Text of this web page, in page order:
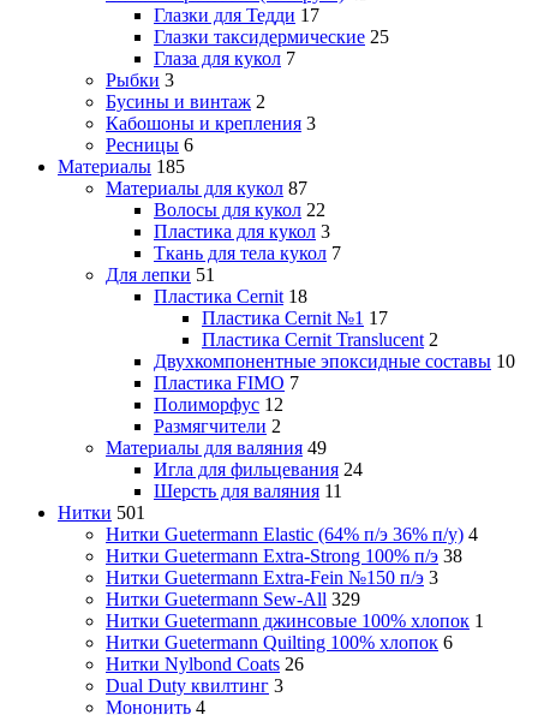
Глазки для Тедди 17
Глазки таксидермические 25
Глаза для кукол 7
Рыбки 3
Бусины и винтаж 2
Кабошоны и крепления 3
Ресницы 6
Материалы 185
Материалы для кукол 87
Волосы для кукол 22
Пластика для кукол 3
Ткань для тела кукол 7
Для лепки 51
Пластика Cernit 18
Пластика Cernit №1 17
Пластика Cernit Translucent 2
Двухкомпонентные эпоксидные составы 10
Пластика FIMO 7
Полиморфус 12
Размягчители 2
Материалы для валяния 49
Игла для фильцевания 24
Шерсть для валяния 11
Нитки 501
Нитки Guetermann Elastic (64% п/э 36% п/у) 4
Нитки Guetermann Extra-Strong 100% п/э 38
Нитки Guetermann Extra-Fein №150 п/э 3
Нитки Guetermann Sew-All 329
Нитки Guetermann джинсовые 100% хлопок 1
Нитки Guetermann Quilting 100% хлопок 6
Нитки Nylbond Coats 26
Dual Duty квилтинг 3
Мононить 4